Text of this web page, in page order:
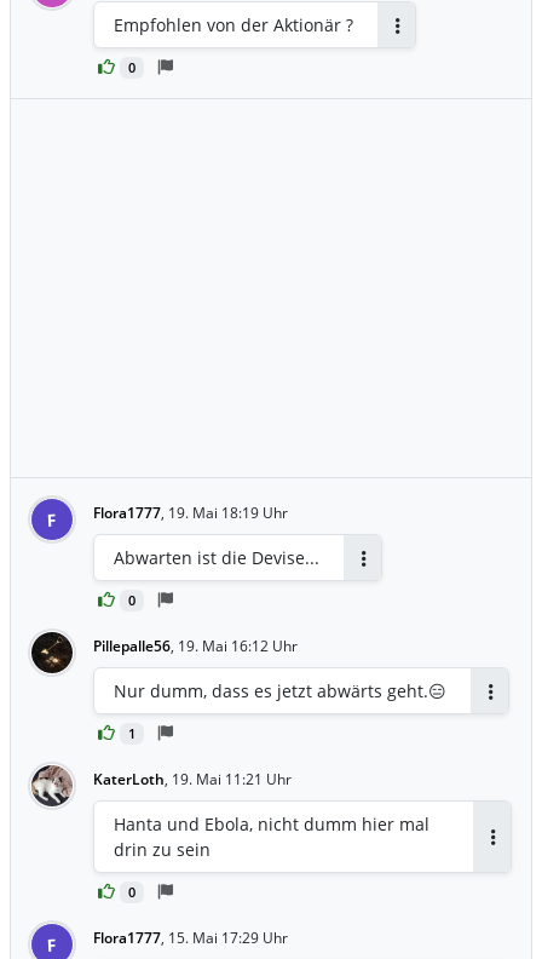
0
Empfohlen von der Aktionär ?
F Flora1777, 19. Mai 18:19 Uhr
0
Abwarten ist die Devise...
Pillepalle56, 19. Mai 16:12 Uhr
1
Nur dumm, dass es jetzt abwärts geht.😑
KaterLoth, 19. Mai 11:21 Uhr
0
Hanta und Ebola, nicht dumm hier mal
drin zu sein
F Flora1777, 15. Mai 17:29 Uhr